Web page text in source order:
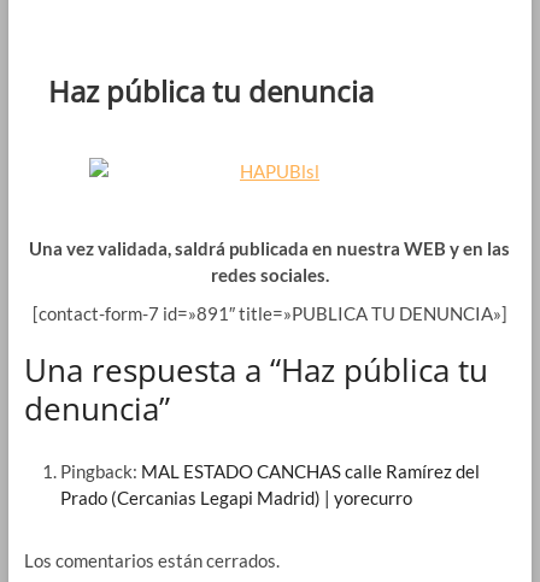
Haz pública tu denuncia
Una vez validada, saldrá publicada en nuestra WEB y en las
redes sociales.
[contact-form-7 id=»891″ title=»PUBLICA TU DENUNCIA»]
Una respuesta a “Haz pública tu
denuncia”
Pingback: MAL ESTADO CANCHAS calle Ramírez del
Prado (Cercanias Legapi Madrid) | yorecurro
Los comentarios están cerrados.